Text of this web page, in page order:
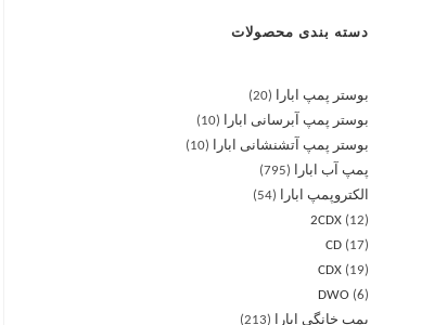
دسته بندی محصولات
بوستر پمپ ابارا
20
بوستر پمپ آبرسانی ابارا
10
بوستر پمپ آتشنشانی ابارا
10
پمپ آب ابارا
795
الکتروپمپ ابارا
54
2CDX
12
CD
17
CDX
19
DWO
6
پمپ خانگی ابارا
213